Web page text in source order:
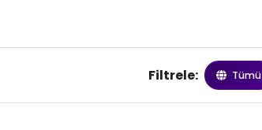
Filtrele: Tümü